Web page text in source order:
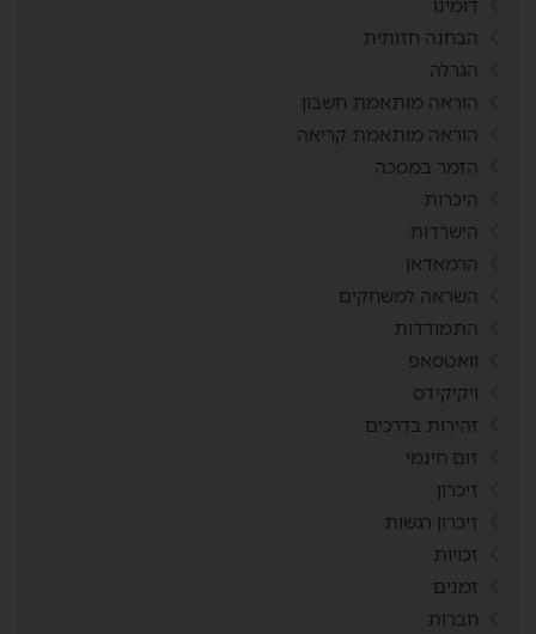
דומינו
הבחנה חזותית
הגרלה
הוראה מותאמת חשבון
הוראה מותאמת קריאה
הזמר במסכה
היכרות
הישרדות
הרמאדאן
השראה למשחקים
התמודדות
וואטסאפ
ויקיקידס
זהירות בדרכים
זום חינמי
זיכרון
זיכרון רגשות
זכויות
זמנים
חברות